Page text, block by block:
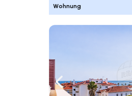
Wohnung
Nach links navigieren